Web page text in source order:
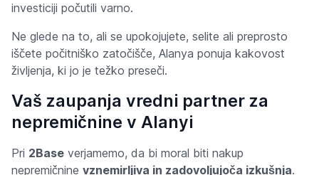
investiciji počutili varno.
Ne glede na to, ali se upokojujete, selite ali preprosto
iščete počitniško zatočišče, Alanya ponuja kakovost
življenja, ki jo je težko preseči.
Vaš zaupanja vredni partner za
nepremičnine v Alanyi
Pri 2Base verjamemo, da bi moral biti nakup
nepremičnine vznemirljiva in zadovoljujoča izkušnja.